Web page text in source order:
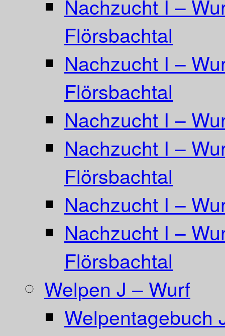
Nachzucht I –
Flörsbachtal
Nachzucht I –
Flörsbachtal
Nachzucht I –
Nachzucht I –
Flörsbachtal
Nachzucht I –
Nachzucht I –
Flörsbachtal
Welpen J – Wurf
Welpentagebuch